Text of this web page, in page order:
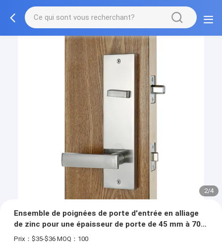
2/4
Ensemble de poignées de porte d'entrée en alliage
de zinc pour une épaisseur de porte de 45 mm à 70
mm
Prix：$35-$36 MOQ：100